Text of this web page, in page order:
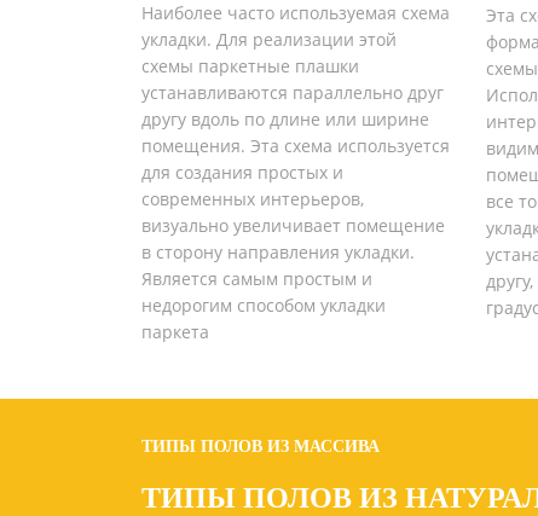
Наиболее часто используемая схема
укладки. Для реализации этой
схемы паркетные плашки
устанавливаются параллельно друг
другу вдоль по длине или ширине
помещения. Эта схема используется
для создания простых и
современных интерьеров,
визуально увеличивает помещение
в сторону направления укладки.
Является самым простым и
недорогим способом укладки
паркета
Эта
все
ТИПЫ ПОЛОВ ИЗ МАССИВА
ТИПЫ ПОЛОВ ИЗ